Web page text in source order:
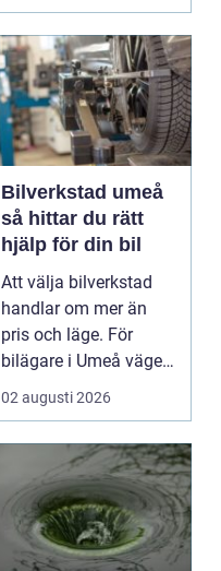
Bilverkstad umeå
så hittar du rätt
hjälp för din bil
Att välja bilverkstad
handlar om mer än
pris och läge. För
bilägare i Umeå väger
trygghet, tillgängl...
02 augusti 2026